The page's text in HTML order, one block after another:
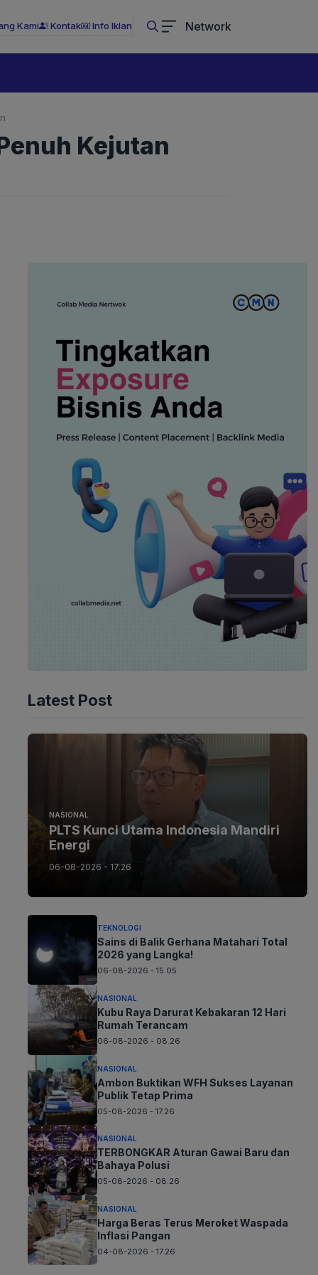
Kami Kontak Info Iklan Network
Kejutan
Latest Post
NASIONAL
PLTS Kunci Utama Indonesia Mandiri
Energi
06-08-2026 - 17.26
TEKNOLOGI
Sains di Balik Gerhana Matahari Total
2026 yang Langka!
06-08-2026 - 15.05
NASIONAL
Kubu Raya Darurat Kebakaran 12 Hari
Rumah Terancam
06-08-2026 - 08.26
NASIONAL
Ambon Buktikan WFH Sukses Layanan
Publik Tetap Prima
05-08-2026 - 17.26
NASIONAL
TERBONGKAR Aturan Gawai Baru dan
Bahaya Polusi
05-08-2026 - 08.26
NASIONAL
Harga Beras Terus Meroket Waspada
Inflasi Pangan
04-08-2026 - 17.26